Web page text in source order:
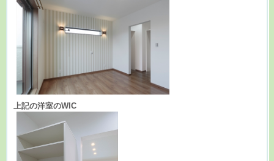
上記の洋室のWIC